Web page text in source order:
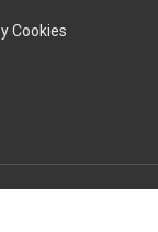
Cookies